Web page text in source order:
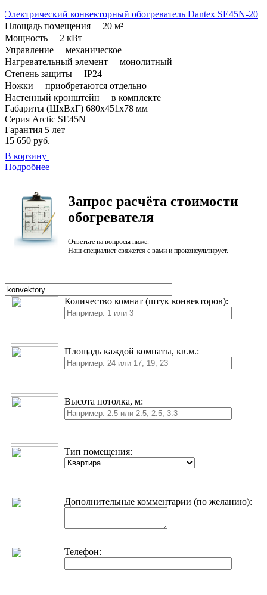
Электрический конвекторный обогреватель Dantex SE45N-20
Площадь помещения
20 м²
Мощность
2 кВт
Управление
механическое
Нагревательный элемент
монолитный
Степень защиты
IP24
Ножки
приобретаются отдельно
Настенный кронштейн
в комплекте
Габариты (ШxВxГ) 680x451x78 мм
Серия Arctic SE45N
Гарантия 5 лет
15 650 руб.
В корзину
Подробнее
Запрос расчёта стоимости
обогревателя
Ответьте на вопросы ниже.
Наш специалист свяжется с вами и проконсультирует.
Количество комнат (штук конвекторов):
Площадь каждой комнаты, кв.м.:
Высота потолка, м:
Тип помещения:
Дополнительные комментарии (по желанию):
Телефон: